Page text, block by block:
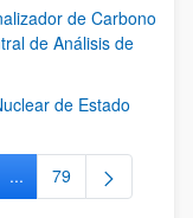
de Carbono
de Análisis de
de Estado
TAB para desplazarse.
...Páginas intermedias
Página
79